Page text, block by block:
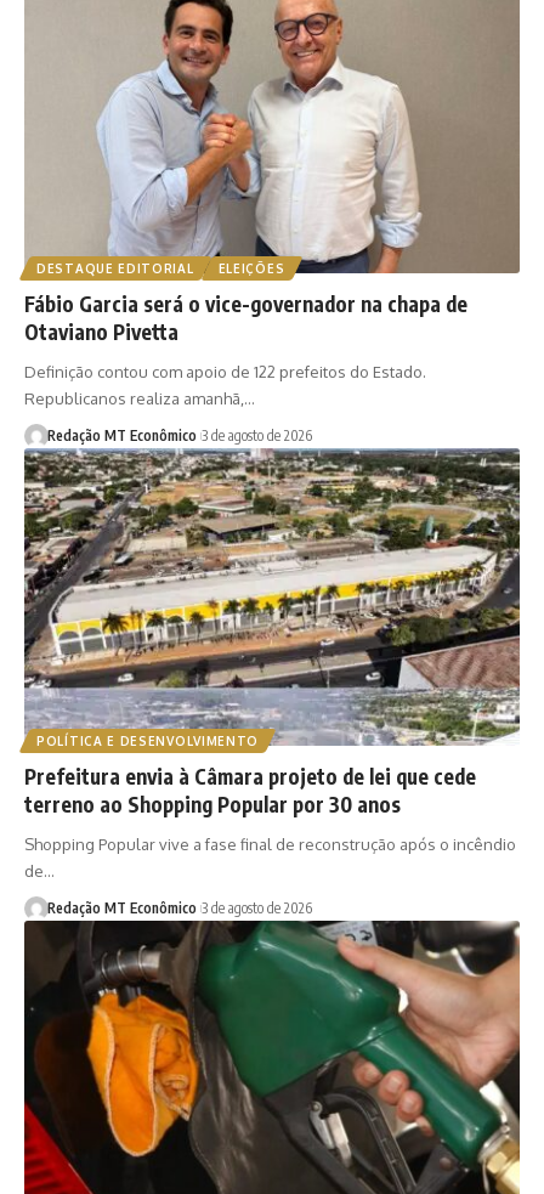
DESTAQUE EDITORIAL ELEIÇÕES
Fábio Garcia será o vice-governador na chapa de
Otaviano Pivetta
Definição contou com apoio de 122 prefeitos do Estado.
Republicanos realiza amanhã,…
Redação MT Econômico 3 de agosto de 2026
POLÍTICA E DESENVOLVIMENTO
Prefeitura envia à Câmara projeto de lei que cede
terreno ao Shopping Popular por 30 anos
Shopping Popular vive a fase final de reconstrução após o incêndio
de…
Redação MT Econômico 3 de agosto de 2026